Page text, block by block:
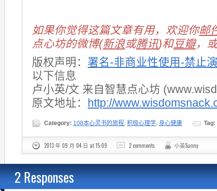
如果你觉得这篇文章有用，欢迎你邮
点心坊的微博(新浪或腾讯)和豆瓣，
版权声明： 署名-非商业性使用-禁止
以下信息
卢小英/文 来自智慧点心坊
原文地址：
http://
Category: 108本心灵书的旅程, 积极心理学, 身心健康 Tag:
2013 年 09 月 04 日 at 15:09 2 comments 小英Sunny
2 Responses